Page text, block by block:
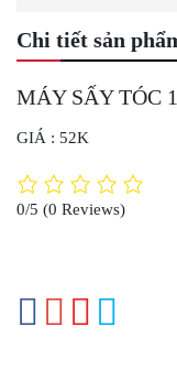
Chi tiết sản
MÁY SẤY TÓC
GIÁ : 52K
0/5 (0 Reviews)